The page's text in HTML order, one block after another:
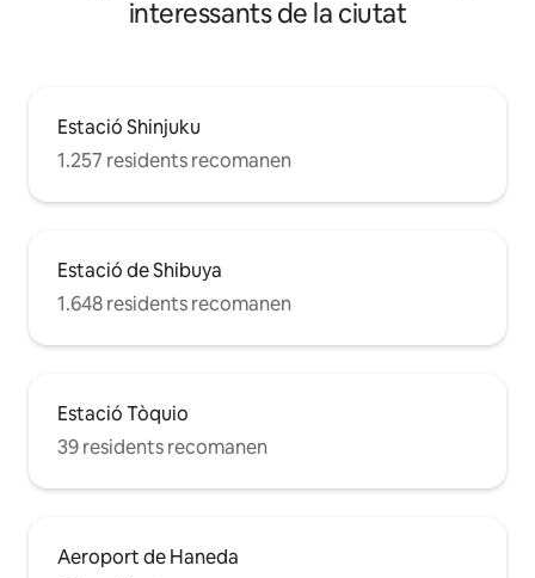
interessants de la ciutat
Estació Shinjuku
1.257 residents recomanen
Estació de Shibuya
1.648 residents recomanen
Estació Tòquio
39 residents recomanen
Aeroport de Haneda